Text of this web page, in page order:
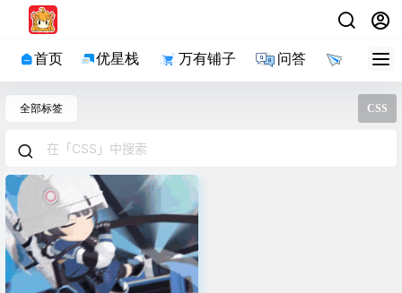
首页 优星栈 万有铺子 问答 导航
全部标签 CSS